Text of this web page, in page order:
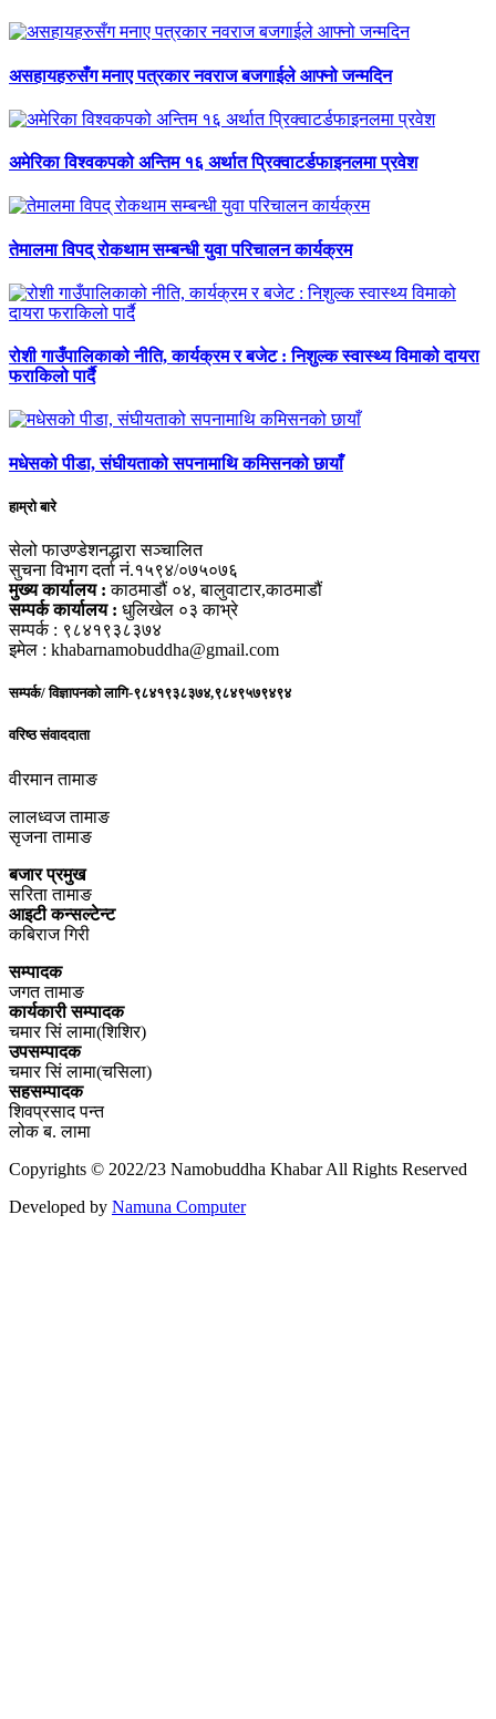
असहायहरुसँग मनाए पत्रकार नवराज बजगाईले आफ्नो जन्मदिन
अमेरिका विश्वकपको अन्तिम १६ अर्थात प्रिक्वाटर्डफाइनलमा प्रवेश
तेमालमा विपद् रोकथाम सम्बन्धी युवा परिचालन कार्यक्रम
रोशी गाउँपालिकाको नीति, कार्यक्रम र बजेट : निशुल्क स्वास्थ्य विमाको दायरा
फराकिलो पार्दै
मधेसको पीडा, संघीयताको सपनामाथि कमिसनको छायाँ
हाम्रो बारे
सेलो फाउण्डेशनद्धारा सञ्चालित
सुचना विभाग दर्ता नं.१५९४/०७५०७६
मुख्य कार्यालय : काठमाडौं ०४, बालुवाटार,काठमाडौं
सम्पर्क कार्यालय : धुलिखेल ०३ काभ्रे
सम्पर्क : ९८४१९३८३७४
इमेल : khabarnamobuddha@gmail.com
सम्पर्क/ विज्ञापनको लागि-९८४१९३८३७४,९८४९५७९४९४
वरिष्ठ संवाददाता
वीरमान तामाङ
लालध्वज तामाङ
सृजना तामाङ
बजार प्रमुख
सरिता तामाङ
आइटी कन्सल्टेन्ट
कबिराज गिरी
सम्पादक
जगत तामाङ
कार्यकारी सम्पादक
चमार सिं लामा(शिशिर)
उपसम्पादक
चमार सिं लामा(चसिला)
सहसम्पादक
शिवप्रसाद पन्त
लोक ब. लामा
Copyrights © 2022/23 Namobuddha Khabar All Rights Reserved
Developed by Namuna Computer